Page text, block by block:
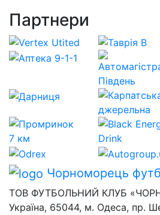
Партнери
Чорноморець
ТОВ ФУТБОЛЬНИЙ КЛУБ
Україна, 65044, м. Одеса, пр.